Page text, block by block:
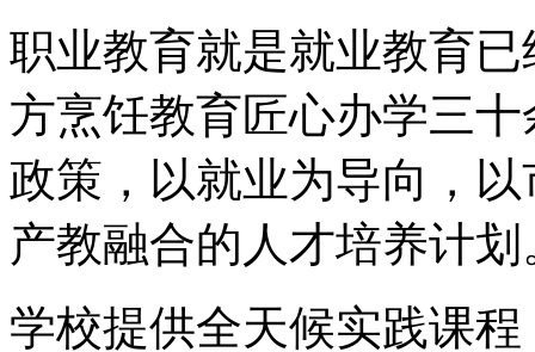
职业教育就是就业教育
方烹饪教育匠心办学三
政策，以就业为导向，
产教融合的人才培养计划
学校提供全天候实践课